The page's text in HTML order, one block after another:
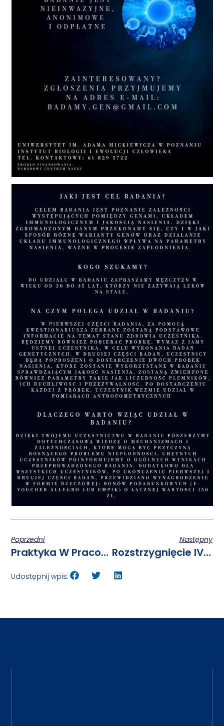
Poprzedni
Praktyka W Pracowni Kartograficznej. Biblioteka Uniwersytecka W Poznaniu Zaprasza
Następny
Rozstrzygnięcie IV Edycji ADVANCEDBestStudentGRANT
Udostępnij wpis: